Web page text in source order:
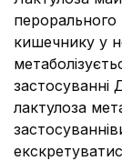
перорального
кишечнику у
застосуванні
лактулоза